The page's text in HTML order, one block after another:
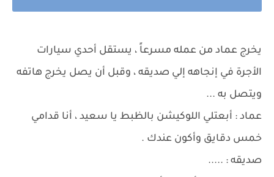
يخرج عماد من عمله مسرعاً ، يستقل أحدي سيارات
الأجرة في إنجاهه إلي صديقه ، وقبل أن يصل يخرج هاتفه
ويتصل به ...
عماد : أبعتلي اللوكيشن بالظبط يا سعيد ، أنا قدامي
خمس دقايق وأكون عندك .
صديقه : .....